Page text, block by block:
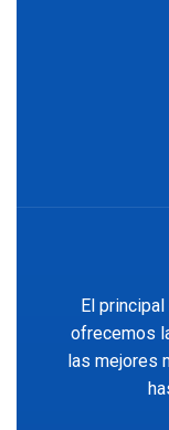
El
ofrecemos
las mejores